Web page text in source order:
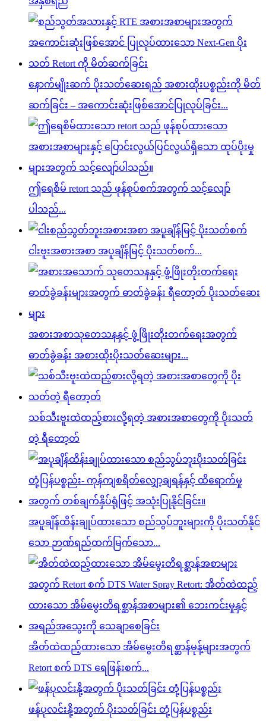
နောက်မျိုးဆက် ပိုးသတ်ဆေးရည် အစားထိုးပစ္စည်းကို မိတ်
ဆက်ခြင်း – အကောင်းဆုံးဖြစ်အောင်ပြုလုပ်ခြင်း...
ဤရေစိမ် retort သည် ဖုန်စုပ်စက်အတွက် သင့်လျော်
ပါသည်...
ငါးဗူးအစားအစာ အပူချိန်မြင့် ပိုးသတ်စက်...
အစားအစာသုတေသနနှင့် ဖွံ့ဖြိုးတိုးတက်ရေးအတွက်
ဓာတ်ခွဲခန်း အစားထိုးပိုးသတ်ဆေးများ...
သစ်သီးဗူးထဲထည့်စားလို့ရတဲ့ အစားအစာတွေကို ပိုးသတ်
တဲ့ ရီတော့တ်
အပူချိန်ထိန်းချုပ်ထားသော စည်သွပ်ဘူးများကို ပိုးသတ်နိုင်
သော ဉာဏ်ရည်ထက်မြက်သော...
အိတ်ထဲထည့်ထားသော အိမ်မွေးတိရစ္ဆာန်မုန့်များအတွက်
Retort စက် DTS ရေဖြန်းစက်...
ဖန်ပုလင်းနို့အတွက် ပိုးသတ်ခြင်း တုံ့ပြန်ပစ္စည်း